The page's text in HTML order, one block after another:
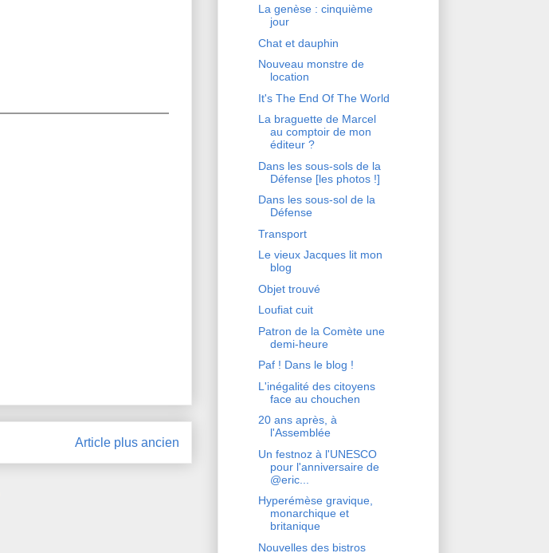
Article plus ancien
La genèse : cinquième
jour
Chat et dauphin
Nouveau monstre de
location
It's The End Of The World
La braguette de Marcel
au comptoir de mon
éditeur ?
Dans les sous-sols de la
Défense [les photos !]
Dans les sous-sol de la
Défense
Transport
Le vieux Jacques lit mon
blog
Objet trouvé
Loufiat cuit
Patron de la Comète une
demi-heure
Paf ! Dans le blog !
L'inégalité des citoyens
face au chouchen
20 ans après, à
l'Assemblée
Un festnoz à l'UNESCO
pour l'anniversaire de
@eric...
Hyperémèse gravique,
monarchique et
britanique
Nouvelles des bistros